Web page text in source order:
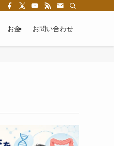
お金 お問い合わせ